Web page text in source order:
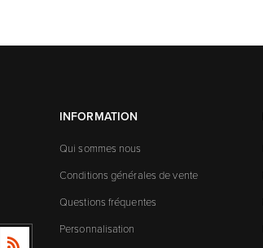
INFORMATION
Qui sommes nous
Conditions générales de vente
Questions fréquentes
Personnalisation